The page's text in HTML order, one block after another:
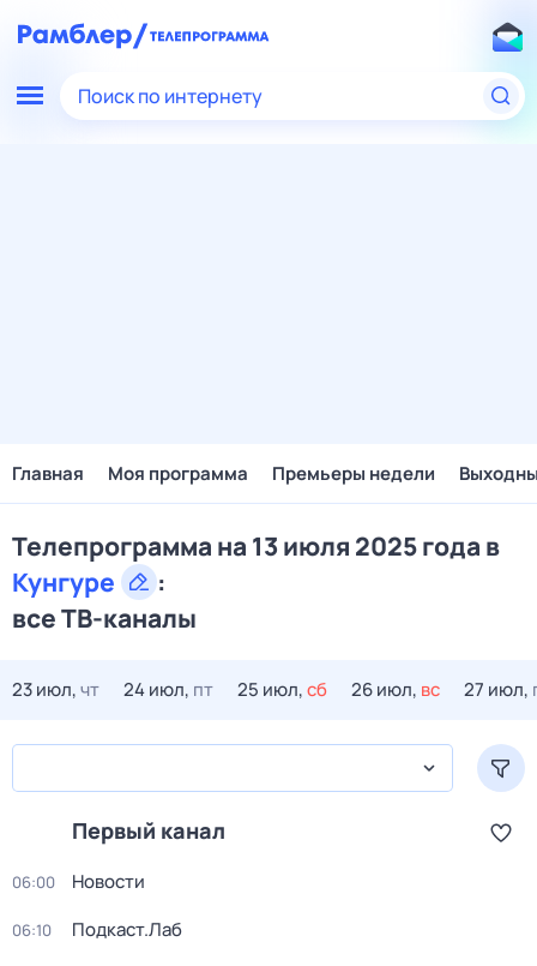
Поиск по интернету
Главная Моя программа Премьеры недели
Телепрограмма на 13 июля 2025 года в
Кунгуре
:
все ТВ-каналы
23 июл,чт 24 июл, пт 25 июл,сб 26 июл, вс 27 июл,
Первый канал
06:00 Новости
06:10 Подкаст.Лаб